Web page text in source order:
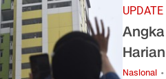
Nasional